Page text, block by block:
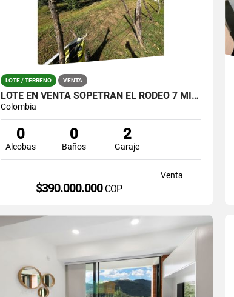
LOTE / TERRENO VENTA
LOTE EN VENTA SOPETRAN EL RODEO 7 MIL METROS CUADRADOS
Colombia
0
Alcobas
0
Baños
2
Garaje
Venta
$390.000.000 COP